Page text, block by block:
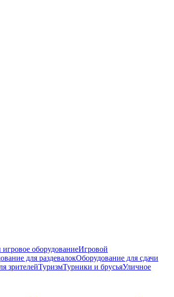
оборудованиеИгровой
для раздевалокОборудование для сдачи
зрителейТуризмТурники и брусьяУличное